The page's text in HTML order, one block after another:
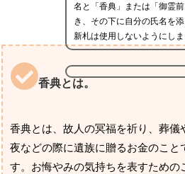
名と「香典」または「御霊
き、その下に自分の氏名を添
新札は使用しないようにしま
香典とは。
香典とは、故人の冥福を祈り、葬儀
夜などの際に遺族に贈るお金のこと
す。お悔やみの気持ちを表すための